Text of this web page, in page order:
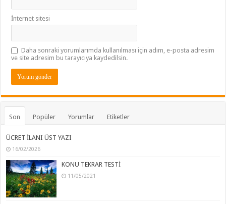
İnternet sitesi
Daha sonraki yorumlarımda kullanılması için adım, e-posta adresim
ve site adresim bu tarayıcıya kaydedilsin.
Son Popüler Yorumlar Etiketler
ÜCRET İLANI ÜST YAZI
16/02/2026
KONU TEKRAR TESTİ
11/05/2021